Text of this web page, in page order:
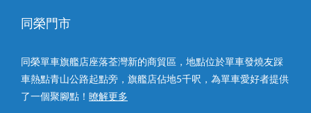
同榮門市
同榮單車旗艦店座落荃灣新的商貿區，地點位於單車發燒友踩
車熱點青山公路起點旁，旗艦店佔地5千呎，為單車愛好者提供
了一個聚腳點！ 暸解更多